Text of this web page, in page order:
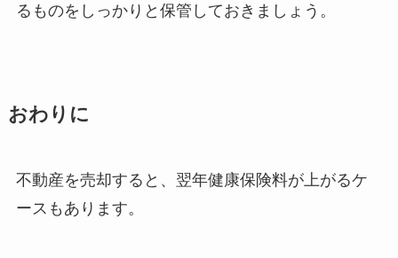
るものをしっかりと保管しておきましょう。
おわりに
不動産を売却すると、翌年健康保険料が上がるケ
ースもあります。